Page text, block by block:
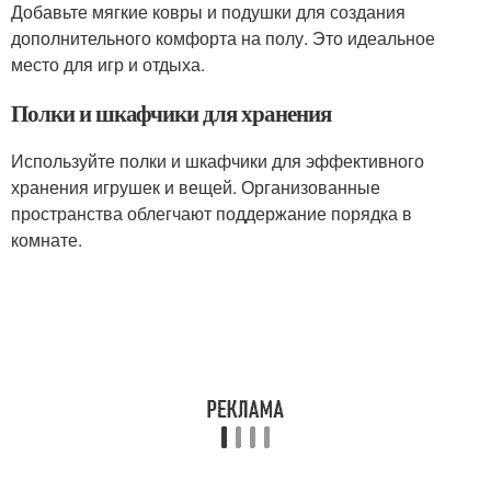
Добавьте мягкие ковры и подушки для создания
дополнительного комфорта на полу. Это идеальное
место для игр и отдыха.
Полки и шкафчики для хранения
Используйте полки и шкафчики для эффективного
хранения игрушек и вещей. Организованные
пространства облегчают поддержание порядка в
комнате.